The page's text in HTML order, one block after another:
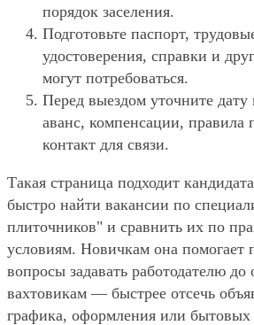
порядок заселения.
Подготовьте паспорт,
удостоверения, справки и
могут потребоваться.
Перед выездом уточните дату
аванс, компенсации, правила
контакт для связи.
Такая страница подходит
быстро найти вакансии по
плиточников" и сравнить их по
условиям. Новичкам она помогает
вопросы задавать работодателю
вахтовикам — быстрее отсечь
графика, оформления или бытовых